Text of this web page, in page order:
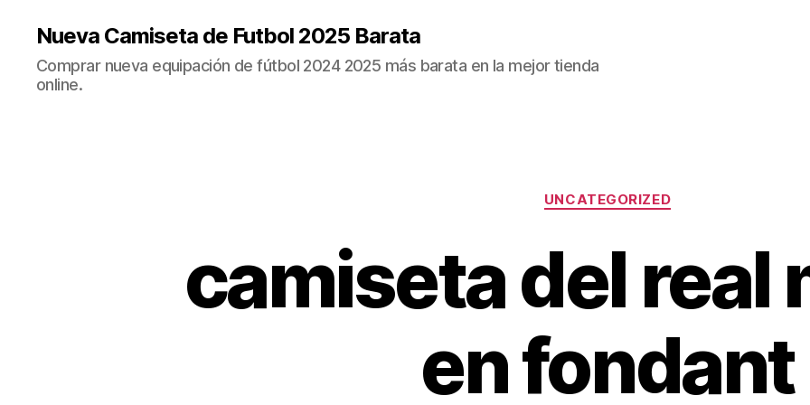
Nueva Camiseta de Futbol 2025 Barata
Comprar nueva equipación de fútbol 2024 2025 más barata en la mejor tienda
online.
Categorías
UNCATEGORIZED
camiseta del real
en fondant